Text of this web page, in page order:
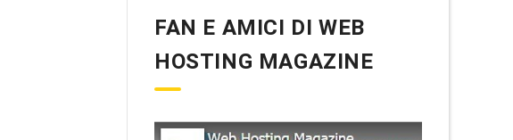
FAN E AMICI DI WEB
HOSTING MAGAZINE